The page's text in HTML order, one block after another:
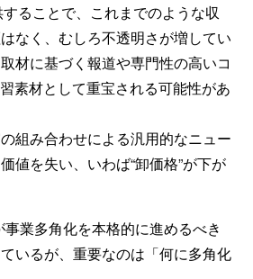
ることで、これまでのような収
なく、むしろ不透明さが増してい
材に基づく報道や専門性の高いコ
素材として重宝される可能性があ
組み合わせによる汎用的なニュー
値を失い、いわば“卸価格”が下が
業多角化を本格的に進めるべき
いるが、重要なのは「何に多角化